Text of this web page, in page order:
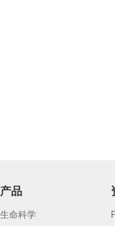
产品
生命科学